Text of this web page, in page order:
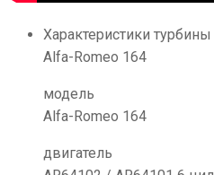
Характеристики турбины
Alfa-Romeo 164
модель
Alfa-Romeo 164
двигатель